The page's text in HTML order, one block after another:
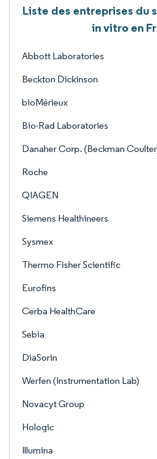
Liste des entreprises du
in vitro en
Abbott Laboratories
Beckton Dickinson
bioMérieux
Bio-Rad Laboratories
Danaher Corp. (Beckman
Roche
QIAGEN
Siemens Healthineers
Sysmex
Thermo Fisher Scientific
Eurofins
Cerba HealthCare
Sebia
DiaSorin
Werfen (Instrumentation Lab)
Novacyt Group
Hologic
Illumina